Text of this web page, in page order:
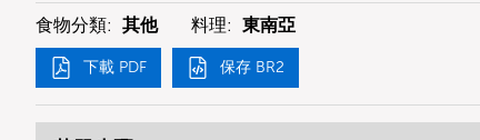
食物分類: 其他 料理: 東南亞
下載 PDF 保存 BR2